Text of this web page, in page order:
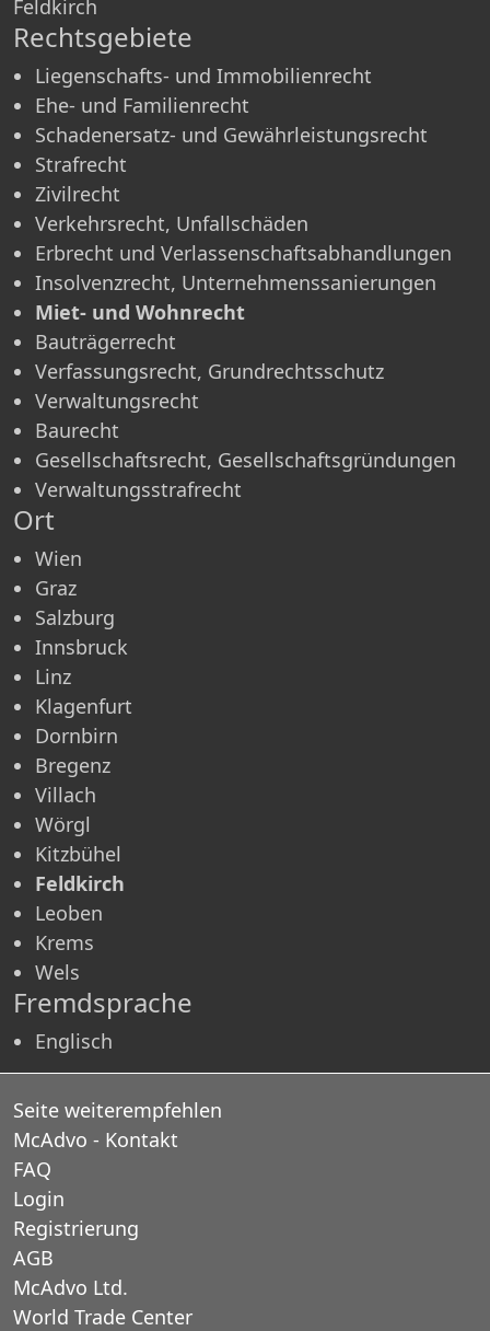
Feldkirch
Rechtsgebiete
Liegenschafts- und Immobilienrecht
Ehe- und Familienrecht
Schadenersatz- und Gewährleistungsrecht
Strafrecht
Zivilrecht
Verkehrsrecht, Unfallschäden
Erbrecht und Verlassenschaftsabhandlungen
Insolvenzrecht, Unternehmenssanierungen
Miet- und Wohnrecht
Bauträgerrecht
Verfassungsrecht, Grundrechtsschutz
Verwaltungsrecht
Baurecht
Gesellschaftsrecht, Gesellschaftsgründungen
Verwaltungsstrafrecht
Ort
Wien
Graz
Salzburg
Innsbruck
Linz
Klagenfurt
Dornbirn
Bregenz
Villach
Wörgl
Kitzbühel
Feldkirch
Leoben
Krems
Wels
Fremdsprache
Englisch
Seite weiterempfehlen
McAdvo - Kontakt
FAQ
Login
Registrierung
AGB
McAdvo Ltd.
World Trade Center